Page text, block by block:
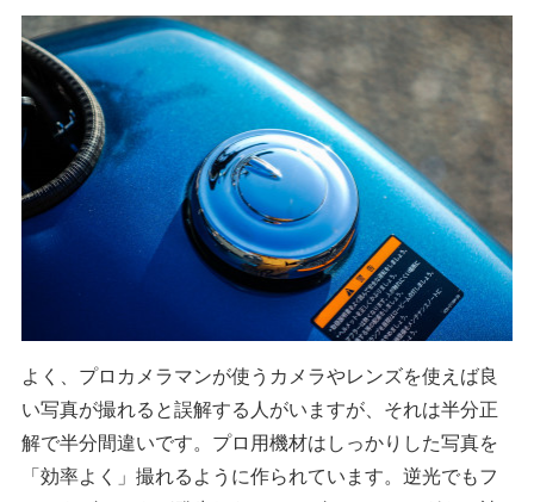
よく、プロカメラマンが使うカメラやレンズを使えば良
い写真が撮れると誤解する人がいますが、それは半分正
解で半分間違いです。プロ用機材はしっかりした写真を
「効率よく」撮れるように作られています。逆光でもフ